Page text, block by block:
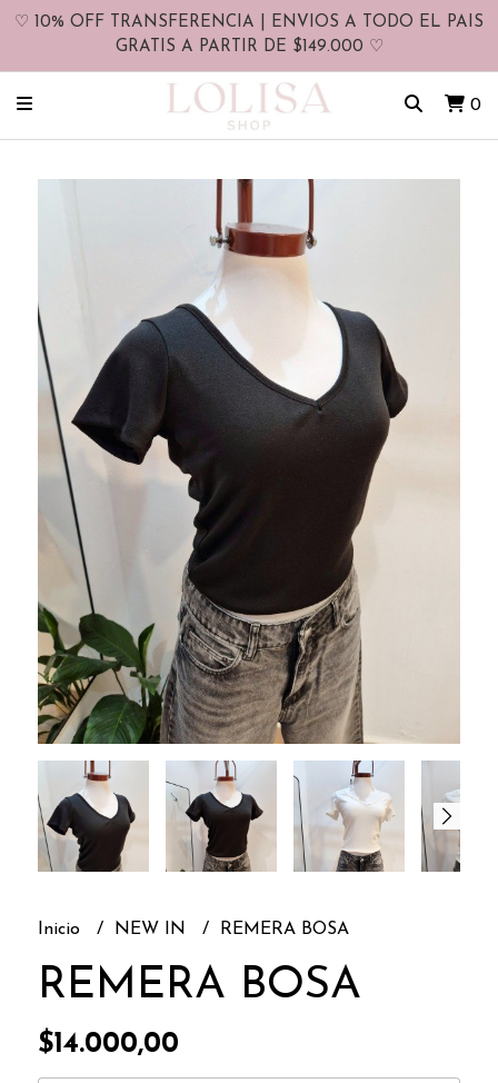
♡ 10% OFF TRANSFERENCIA | ENVIOS A TODO EL PAIS
GRATIS A PARTIR DE $149.000 ♡
0
Inicio NEW IN REMERA BOSA
REMERA BOSA
$14.000,00